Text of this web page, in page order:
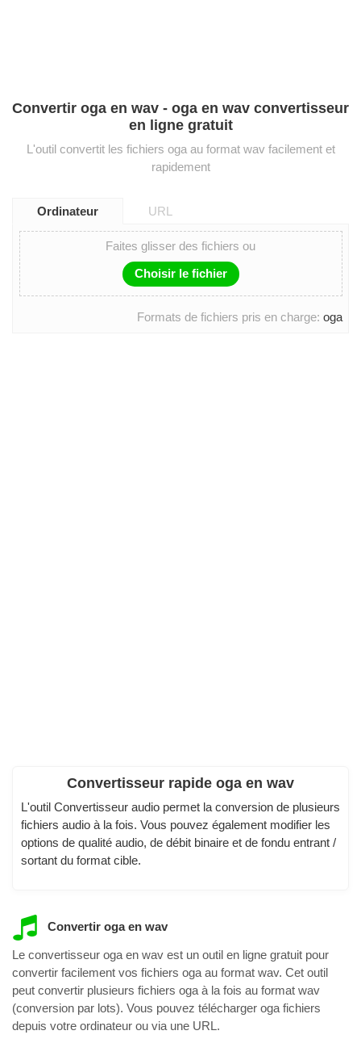
Convertir oga en wav - oga en wav convertisseur
en ligne gratuit
L'outil convertit les fichiers oga au format wav facilement et
rapidement
Ordinateur URL
Faites glisser des fichiers ou
Choisir le fichier
Formats de fichiers pris en charge: oga
Convertisseur rapide oga en wav
L'outil Convertisseur audio permet la conversion de plusieurs
fichiers audio à la fois. Vous pouvez également modifier les
options de qualité audio, de débit binaire et de fondu entrant /
sortant du format cible.
Convertir oga en wav
Le convertisseur oga en wav est un outil en ligne gratuit pour
convertir facilement vos fichiers oga au format wav. Cet outil
peut convertir plusieurs fichiers oga à la fois au format wav
(conversion par lots). Vous pouvez télécharger oga fichiers
depuis votre ordinateur ou via une URL.